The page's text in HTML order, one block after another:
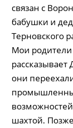
связан с
бабушки и
Терновского
Мои
они
шахтой.